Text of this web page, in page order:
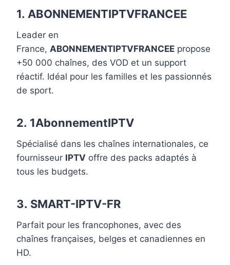
1. ABONNEMENTIPTVFRANCEE
Leader en
France, ABONNEMENTIPTVFRANCEE propose
+50 000 chaînes, des VOD et un support
réactif. Idéal pour les familles et les passionnés
de sport.
2. 1AbonnementIPTV
Spécialisé dans les chaînes internationales, ce
fournisseur IPTV offre des packs adaptés à
tous les budgets.
3. SMART-IPTV-FR
Parfait pour les francophones, avec des
chaînes françaises, belges et canadiennes en
HD.